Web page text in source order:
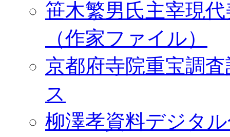
笹木繁男氏主宰現
（作家ファイル）
京都府寺院重宝調
ス
柳澤孝資料デジタ